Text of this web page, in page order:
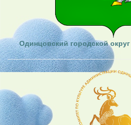
Одинцовский городской